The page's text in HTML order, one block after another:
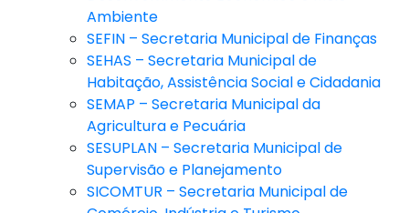
Ambiente
SEFIN – Secretaria Municipal de Finanças
SEHAS – Secretaria Municipal de
Habitação, Assistência Social e Cidadania
SEMAP – Secretaria Municipal da
Agricultura e Pecuária
SESUPLAN – Secretaria Municipal de
Supervisão e Planejamento
SICOMTUR – Secretaria Municipal de